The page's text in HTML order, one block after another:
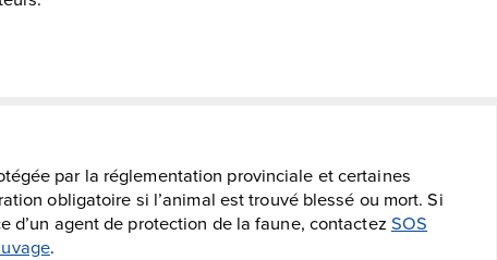
par la réglementation provinciale et certaines
obligatoire si l’animal est trouvé blessé ou mort. Si
d’un agent de protection de la faune, contactez SOS
.